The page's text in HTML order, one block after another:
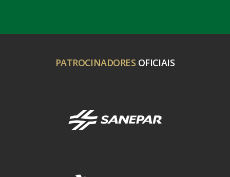
PATROCINADORES OFICIAIS